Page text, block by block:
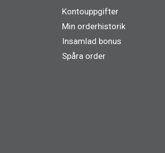
Kontouppgifter
Min orderhistorik
Insamlad bonus
Spåra order